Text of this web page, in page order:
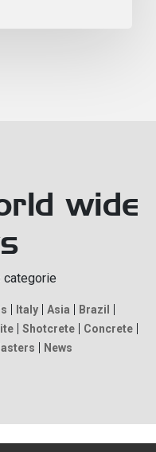
wide
categorie
Italy Asia
Brazil
Shotcrete
Concrete
News